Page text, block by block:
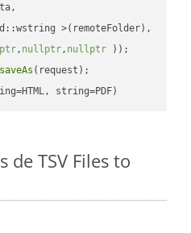
>(remoteFolder),
, nullptr, nullptr ))
saveAs (request);
string=PDF)
de TSV Files to